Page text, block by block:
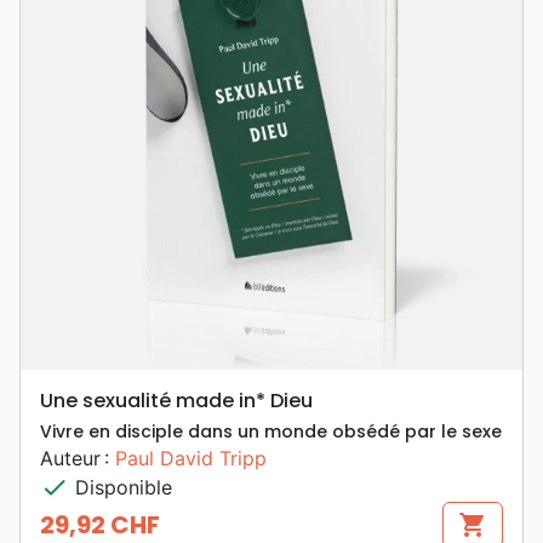
Une sexualité made in* Dieu
Vivre en disciple dans un monde obsédé par le sexe
Auteur : Paul David Tripp
check Disponible
Prix
29,92 CHF shopping_cart